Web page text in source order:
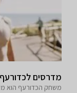
מדרסים
משחק הכדורעף הוא